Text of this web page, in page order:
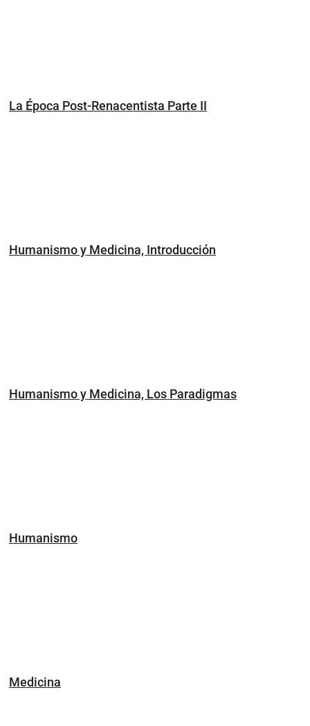
La Época Post-Renacentista Parte II
Humanismo y Medicina, Introducción
Humanismo y Medicina, Los Paradigmas
Humanismo
Medicina